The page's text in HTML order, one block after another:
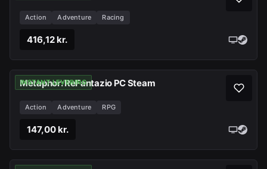
Action Adventure Racing
416,12 kr.
INSTANT LEVERING
Metaphor: ReFantazio PC Steam
Action Adventure RPG
147,00 kr.